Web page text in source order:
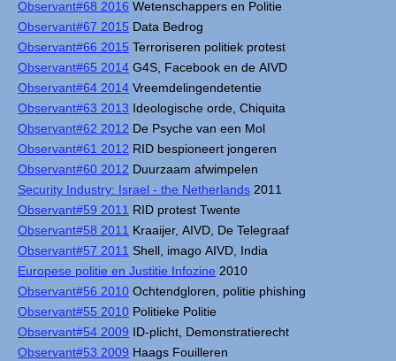
Observant#68 2016 Wetenschappers en Politie
Observant#67 2015 Data Bedrog
Observant#66 2015 Terroriseren politiek protest
Observant#65 2014 G4S, Facebook en de AIVD
Observant#64 2014 Vreemdelingendetentie
Observant#63 2013 Ideologische orde, Chiquita
Observant#62 2012 De Psyche van een Mol
Observant#61 2012 RID bespioneert jongeren
Observant#60 2012 Duurzaam afwimpelen
Security Industry: Israel - the Netherlands 2011
Observant#59 2011 RID protest Twente
Observant#58 2011 Kraaijer, AIVD, De Telegraaf
Observant#57 2011 Shell, imago AIVD, India
Europese politie en Justitie Infozine 2010
Observant#56 2010 Ochtendgloren, politie phishing
Observant#55 2010 Politieke Politie
Observant#54 2009 ID-plicht, Demonstratierecht
Observant#53 2009 Haags Fouilleren